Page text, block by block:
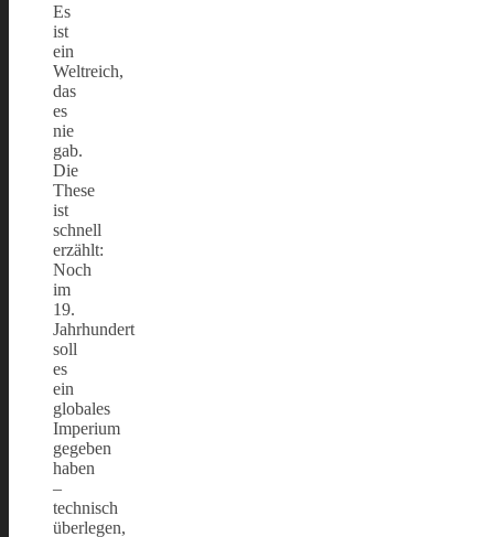
Es
ist
ein
Weltreich,
das
es
nie
gab.
Die
These
ist
schnell
erzählt:
Noch
im
19.
Jahrhundert
soll
es
ein
globales
Imperium
gegeben
haben
–
technisch
überlegen,